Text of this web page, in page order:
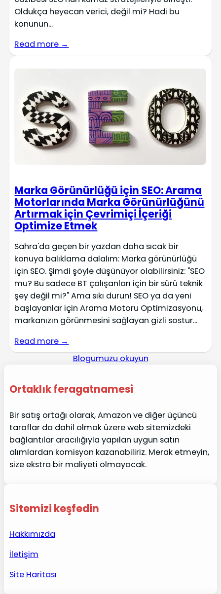
Oldukça heyecan verici, değil mi? Hadi bu
konunun...
Read more →
Marka Görünürlüğü için SEO: Arama
Motorlarında Marka Görünürlüğünü
Artırmak için Çevrimiçi İçeriği
Optimize Etmek
Sahra'da geçen bir yazdan daha sıcak bir
konuya balıklama dalalım: Marka görünürlüğü
için SEO. Şimdi şöyle düşünüyor olabilirsiniz: "SEO
mu? Bu sadece BT çalışanları için bir sürü teknik
şey değil mi?" Ama sıkı durun! SEO ya da yeni
başlayanlar için Arama Motoru Optimizasyonu,
markanızın görünmesini sağlayan gizli sostur...
Read more →
Blogumuzu okuyun
Ortaklık feragatnamesi
Bir satış ortağı olarak, Amazon ve diğer üçüncü
taraflar da dahil olmak üzere web sitemizdeki
bağlantılar aracılığıyla yapılan uygun satın
alımlardan komisyon kazanabiliriz. Merak etmeyin,
size ekstra bir maliyeti olmayacak.
Sitemizi keşfedin
Hakkımızda
İletişim
Site Haritası